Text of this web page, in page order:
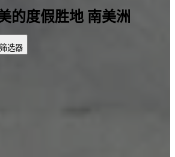
的度假胜地 南美洲
筛选器